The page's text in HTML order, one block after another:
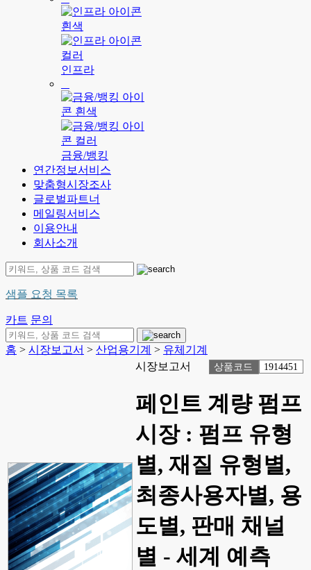
인프라
금융/뱅킹
연간정보서비스
맞춤형시장조사
글로벌파트너
메일링서비스
이용안내
회사소개
샘플 요청 목록
카트 문의
홈 > 시장보고서 > 산업용기계 > 유체기계
시장보고서
상품코드 1914451
페인트 계량 펌프
시장 : 펌프 유형
별, 재질 유형별,
최종사용자별, 용
도별, 판매 채널
별 - 세계 예측